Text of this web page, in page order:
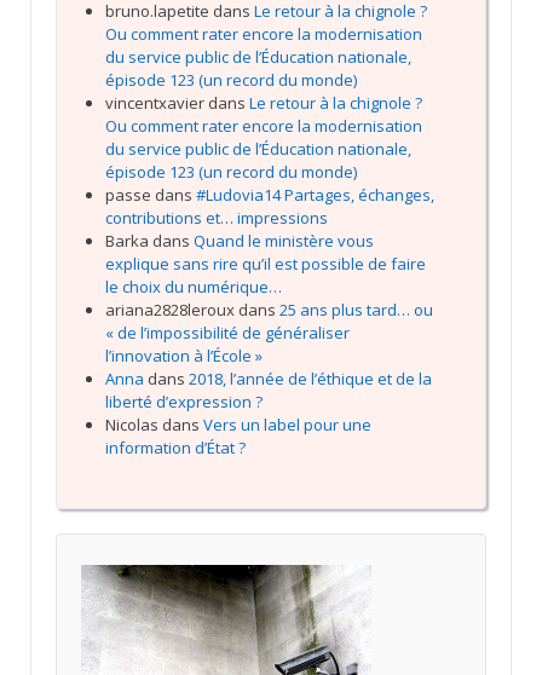
bruno.lapetite dans Le retour à la chignole ?
Ou comment rater encore la modernisation
du service public de l’Éducation nationale,
épisode 123 (un record du monde)
vincentxavier dans Le retour à la chignole ?
Ou comment rater encore la modernisation
du service public de l’Éducation nationale,
épisode 123 (un record du monde)
passe dans #Ludovia14 Partages, échanges,
contributions et… impressions
Barka dans Quand le ministère vous
explique sans rire qu’il est possible de faire
le choix du numérique…
ariana2828leroux dans 25 ans plus tard… ou
« de l’impossibilité de généraliser
l’innovation à l’École »
Anna dans 2018, l’année de l’éthique et de la
liberté d’expression ?
Nicolas dans Vers un label pour une
information d’État ?